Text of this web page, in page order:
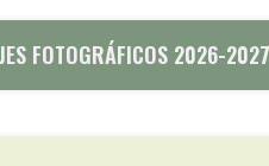
FOTOGRÁFICOS 2026-2027